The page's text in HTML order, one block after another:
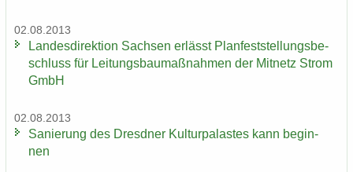
02.08.2013
Lan­des­di­rek­ti­on Sach­sen er­lässt Plan­fest­stel­lungs­be­
schluss für Lei­tungs­bau­maß­nah­men der Mit­netz Strom
GmbH
02.08.2013
Sa­nie­rung des Dresd­ner Kul­tur­pa­las­tes kann be­gin­
nen